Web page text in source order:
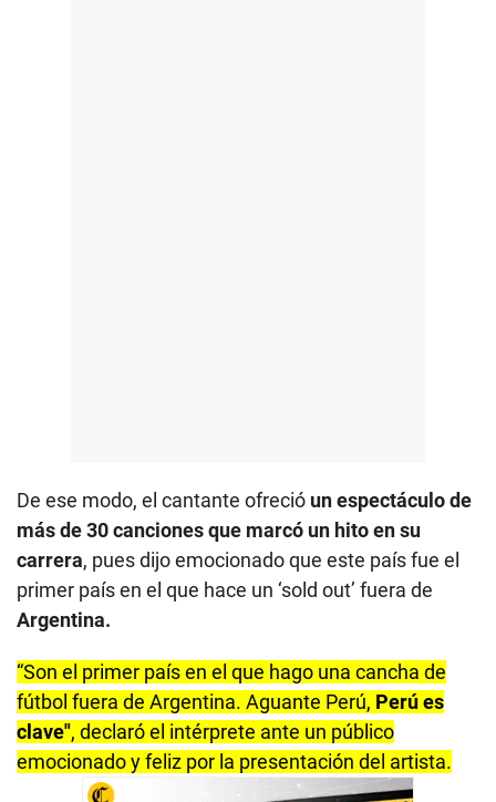
De ese modo, el cantante ofreció un espectáculo de
más de 30 canciones que marcó un hito en su
carrera, pues dijo emocionado que este país fue el
primer país en el que hace un ‘sold out’ fuera de
Argentina.
“Son el primer país en el que hago una cancha de
fútbol fuera de Argentina. Aguante Perú, Perú es
clave", declaró el intérprete ante un público
emocionado y feliz por la presentación del artista.